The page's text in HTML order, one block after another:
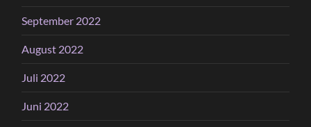
September 2022
August 2022
Juli 2022
Juni 2022